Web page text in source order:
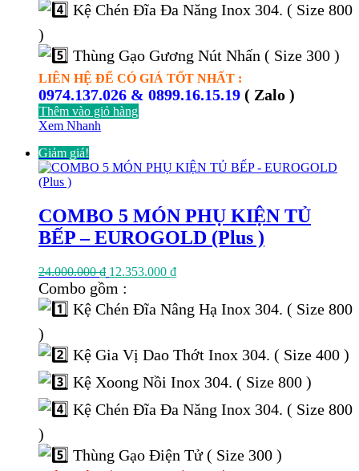
Kệ Chén Đĩa Đa Năng Inox 304. ( Size 800
)
Thùng Gạo Gương Nút Nhấn ( Size 300 )
LIÊN HỆ ĐỂ CÓ GIÁ TỐT NHẤT :
0974.137.026 & 0899.16.15.19 ( Zalo )
Thêm vào giỏ hàng
Xem Nhanh
Giảm giá!
COMBO 5 MÓN PHỤ KIỆN TỦ
BẾP – EUROGOLD (Plus )
24.000.000₫ Giá
gốc
24.000.000 ₫.
12.353.000 ₫Giá
là:
Combo gồm :
Kệ Chén Đĩa Nâng Hạ Inox 304. ( Size 800
)
Kệ Gia Vị Dao Thớt Inox 304. ( Size 400 )
Kệ Xoong Nồi Inox 304. ( Size 800 )
Kệ Chén Đĩa Đa Năng Inox 304. ( Size 800
)
Thùng Gạo Điện Tử ( Size 300 )